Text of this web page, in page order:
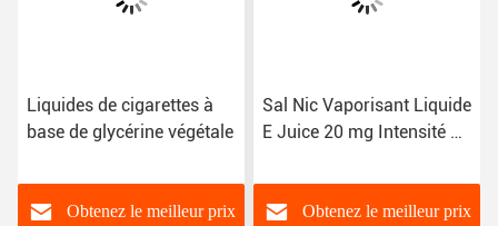
Liquides de cigarettes à
base de glycérine végétale
Obtenez le meilleur prix
Sal Nic Vaporisant Liquide
E Juice 20 mg Intensité de
Obtenez le meilleur prix